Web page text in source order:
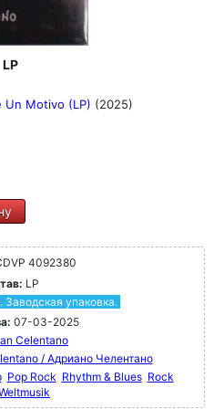
LP
Un Motivo (LP) (2025)
4092380
LP
Заводская упаковка.
07-03-2025
Celentano
/ Адриано Челентано
Pop Rock Rhythm & Blues Rock